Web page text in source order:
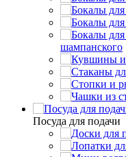
шампанского
Посуда для подачи